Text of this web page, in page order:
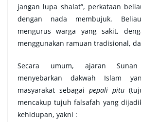
jangan lupa shalat”, perkataan
dengan nada membujuk.
mengurus warga yang sakit,
menggunakan ramuan tradisional,
Secara umum, ajaran
menyebarkan dakwah Islam
masyarakat sebagai pepali pitu
mencakup tujuh falsafah yang
kehidupan, yakni :